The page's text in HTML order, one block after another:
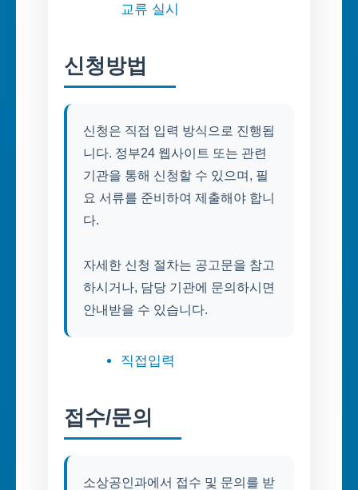
교류 실시
신청방법
신청은 직접 입력 방식으로 진행됩
니다. 정부24 웹사이트 또는 관련
기관을 통해 신청할 수 있으며, 필
요 서류를 준비하여 제출해야 합니
다.
자세한 신청 절차는 공고문을 참고
하시거나, 담당 기관에 문의하시면
안내받을 수 있습니다.
직접입력
접수/문의
소상공인과에서 접수 및 문의를 받